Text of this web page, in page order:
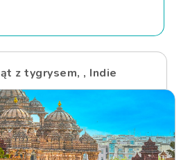
z tygrysem, , Indie